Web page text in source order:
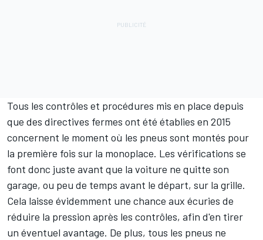
Tous les contrôles et procédures mis en place depuis
que des directives fermes ont été établies en 2015
concernent le moment où les pneus sont montés pour
la première fois sur la monoplace. Les vérifications se
font donc juste avant que la voiture ne quitte son
garage, ou peu de temps avant le départ, sur la grille.
Cela laisse évidemment une chance aux écuries de
réduire la pression après les contrôles, afin d'en tirer
un éventuel avantage. De plus, tous les pneus ne